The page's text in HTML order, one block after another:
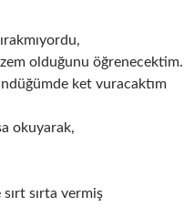
olduğunu öğrenecektim.
ket vuracaktım
okuyarak,
sırta vermiş